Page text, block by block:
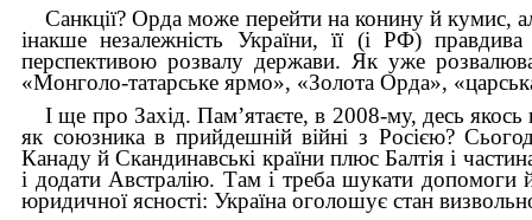
Санкції? Орда може перейти на конину й кумис,
інакше незалежність України, її (і РФ)
перспективою розвалу держави. Як уже
«Монголо-татарське ярмо», «Золота Орда»,
І ще про Захід. Пам’ятаєте, в 2008-му, десь
як союзника в прийдешній війні з Росією?
Канаду й Скандинавські країни плюс Балтія і
і додати Австралію. Там і треба шукати допомоги
юридичної ясності: Україна оголошує стан